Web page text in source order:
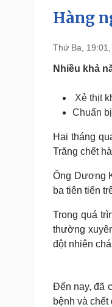
Nhận diện sự
Pháp luật
Tin nóng
Tư vấn luật
Sức khỏe
Dinh dưỡng -
Cây thuốc
Sản phụ khoa
Nhi khoa
Nam khoa
Làm đẹp -
Phòng mạch
Cải chính
Hàng
Thứ Ba,
Nhiều khả
Xẻ thịt
Chuẩn
Hai tháng
Trăng chết
Ông Dương
ba tiên tiến
Trong quá
thường
đột nhiên
Đến nay, đã
bệnh và chết